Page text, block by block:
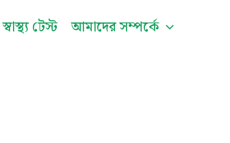
স্বাস্থ্য টেস্ট আমাদের সম্পর্কে